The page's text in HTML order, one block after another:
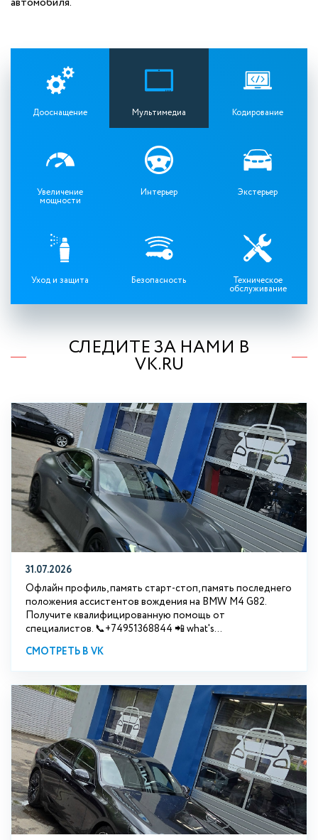
Дооснащение Мультимедиа Кодирование
Увеличение
мощности
Интерьер Экстерьер
Уход и защита Безопасность Техническое
обслуживание
СЛЕДИТЕ ЗА НАМИ В
VK.RU
31.07.2026
Офлайн профиль, память старт-стоп, память последнего
положения ассистентов вождения на BMW М4 G82.
Получите квалифицированную помощь от
специалистов. 📞+74951368844 📲 what's...
СМОТРЕТЬ В VK